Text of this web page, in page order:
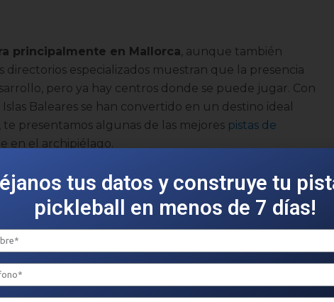
principalmente en Mallorca , aunque también
directorios especializados muestran que la presencia
pero ya hay centros donde se puede jugar. Con
Baleares se han convertido en un destino ideal
presentamos algunas de las mejores pistas de
en el archipiélago.
Mallorca
verificables deinstalaciones para jugar al
en directorios especializados.
tus datos y construye tu
pickleball en menos de 7 días!